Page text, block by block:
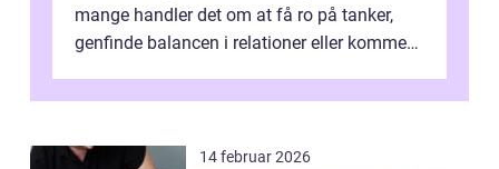
mange handler det om at få ro på tanker,
genfinde balancen i relationer eller komme
14 februar 2026